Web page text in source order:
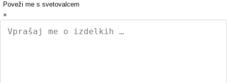
Poveži me s svetovalcem
×